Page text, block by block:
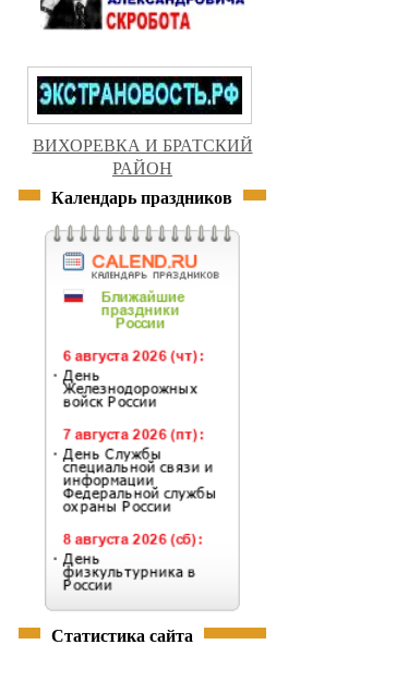
ВИХОРЕВКА И БРАТСКИЙ
РАЙОН
Календарь праздников
Статистика сайта